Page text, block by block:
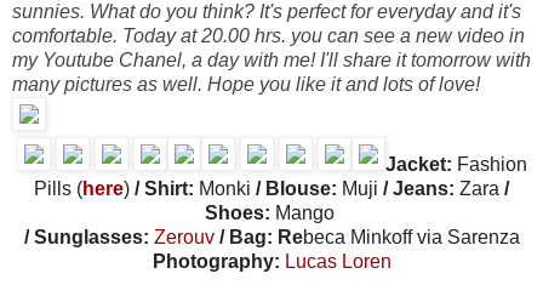
sunnies. What do you think? It's perfect for everyday and it's
comfortable. Today at 20.00 hrs. you can see a new video in
my Youtube Chanel, a day with me! I'll share it tomorrow with
many pictures as well. Hope you like it and lots of love!
Jacket: Fashion
Pills (here) / Shirt: Monki / Blouse: Muji / Jeans: Zara /
Shoes: Mango
/ Sunglasses: Zerouv / Bag: Rebeca Minkoff via Sarenza
Photography: Lucas Loren